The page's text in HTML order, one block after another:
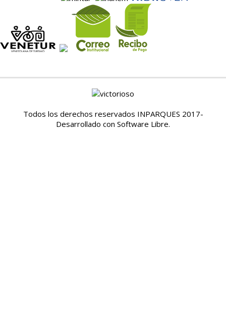
Todos los derechos reservados INPARQUES 2017-
Desarrollado con Software Libre.